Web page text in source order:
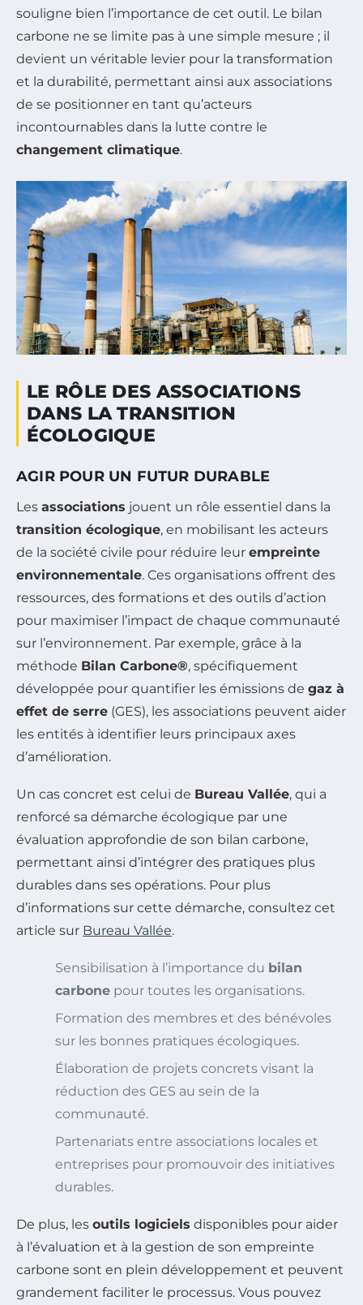
souligne bien l’importance de cet outil. Le bilan
carbone ne se limite pas à une simple mesure ; il
devient un véritable levier pour la transformation
et la durabilité, permettant ainsi aux associations
de se positionner en tant qu’acteurs
incontournables dans la lutte contre le
changement climatique.
LE RÔLE DES ASSOCIATIONS
DANS LA TRANSITION
ÉCOLOGIQUE
AGIR POUR UN FUTUR DURABLE
Les associations jouent un rôle essentiel dans la
transition écologique, en mobilisant les acteurs
de la société civile pour réduire leur empreinte
environnementale. Ces organisations offrent des
ressources, des formations et des outils d’action
pour maximiser l’impact de chaque communauté
sur l’environnement. Par exemple, grâce à la
méthode Bilan Carbone®, spécifiquement
développée pour quantifier les émissions de gaz à
effet de serre (GES), les associations peuvent aider
les entités à identifier leurs principaux axes
d’amélioration.
Un cas concret est celui de Bureau Vallée, qui a
renforcé sa démarche écologique par une
évaluation approfondie de son bilan carbone,
permettant ainsi d’intégrer des pratiques plus
durables dans ses opérations. Pour plus
d’informations sur cette démarche, consultez cet
article sur Bureau Vallée.
Sensibilisation à l’importance du bilan
carbone pour toutes les organisations.
Formation des membres et des bénévoles
sur les bonnes pratiques écologiques.
Élaboration de projets concrets visant la
réduction des GES au sein de la
communauté.
Partenariats entre associations locales et
entreprises pour promouvoir des initiatives
durables.
De plus, les outils logiciels disponibles pour aider
à l’évaluation et à la gestion de son empreinte
carbone sont en plein développement et peuvent
grandement faciliter le processus. Vous pouvez